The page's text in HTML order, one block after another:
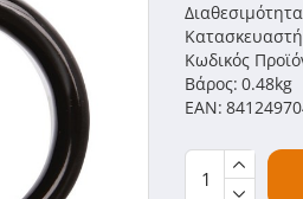
Κωδικός
Βάρος: 0.48kg
EAN: